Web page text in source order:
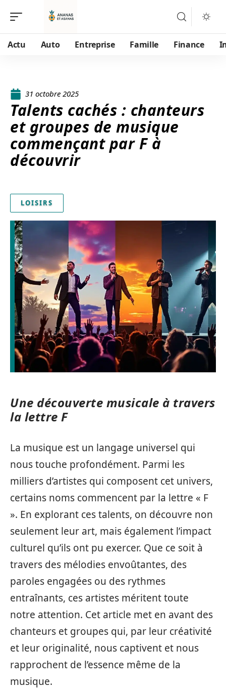
Actu Auto Entreprise Famille Finance
31 octobre 2025
Talents cachés : chanteurs
et groupes de musique
commençant par F à
découvrir
LOISIRS
Une découverte musicale à travers
la lettre F
La musique est un langage universel qui
nous touche profondément. Parmi les
milliers d’artistes qui composent cet univers,
certains noms commencent par la lettre « F
». En explorant ces talents, on découvre non
seulement leur art, mais également l’impact
culturel qu’ils ont pu exercer. Que ce soit à
travers des mélodies envoûtantes, des
paroles engagées ou des rythmes
entraînants, ces artistes méritent toute
notre attention. Cet article met en avant des
chanteurs et groupes qui, par leur créativité
et leur originalité, nous captivent et nous
rapprochent de l’essence même de la
musique.